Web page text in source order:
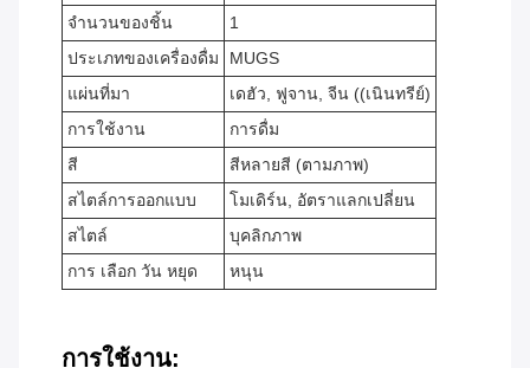
จํานวนของชิ้น
1
ประเภทของเครื่องดื่ม
MUGS
แผ่นที่มา
เดฮัว, ฟูจาน, จีน ((เนินทรีย์)
การใช้งาน
การดื่ม
สี
สีหลายสี (ตามภาพ)
สไตล์การออกแบบ
โมเดิร์น, อัตราแลกเปลี่ยน
สไตล์
บุคลิกภาพ
การ เลือก วัน หยุด
หนุน
การใช้งาน: